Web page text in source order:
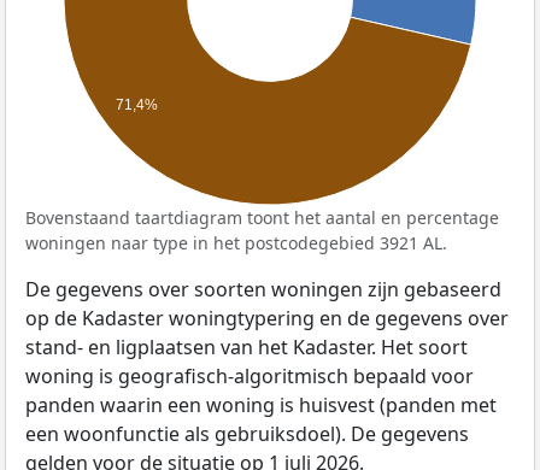
71,4%
Bovenstaand taartdiagram toont het aantal en percentage
woningen naar type in het postcodegebied 3921 AL.
De gegevens over soorten woningen zijn gebaseerd
op de Kadaster woningtypering en de gegevens over
stand- en ligplaatsen van het Kadaster. Het soort
woning is geografisch-algoritmisch bepaald voor
panden waarin een woning is huisvest (panden met
een woonfunctie als gebruiksdoel). De gegevens
gelden voor de situatie op 1 juli 2026.